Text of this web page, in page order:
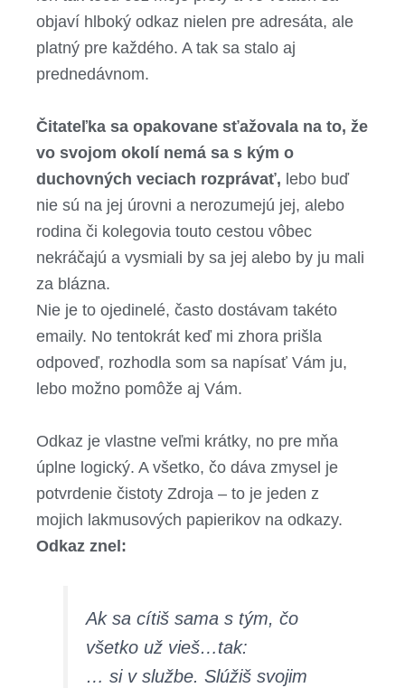
objaví hlboký odkaz nielen pre adresáta, ale
platný pre každého. A tak sa stalo aj
prednedávnom.
Čitateľka sa opakovane sťažovala na to, že
vo svojom okolí nemá sa s kým o
duchovných veciach rozprávať, lebo buď
nie sú na jej úrovni a nerozumejú jej, alebo
rodina či kolegovia touto cestou vôbec
nekráčajú a vysmiali by sa jej alebo by ju mali
za blázna.
Nie je to ojedinelé, často dostávam takéto
emaily. No tentokrát keď mi zhora prišla
odpoveď, rozhodla som sa napísať Vám ju,
lebo možno pomôže aj Vám.
Odkaz je vlastne veľmi krátky, no pre mňa
úplne logický. A všetko, čo dáva zmysel je
potvrdenie čistoty Zdroja – to je jeden z
mojich lakmusových papierikov na odkazy.
Odkaz znel:
Ak sa cítiš sama s tým, čo
všetko už vieš…tak:
… si v službe. Slúžiš svojim